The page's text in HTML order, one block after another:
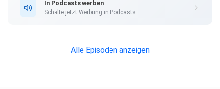
In Podcasts werben
Schalte jetzt Werbung in Podcasts.
Alle Episoden anzeigen